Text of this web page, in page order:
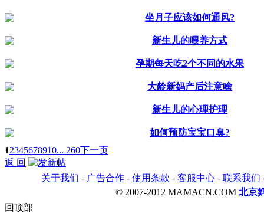
坐月子应该如何通风?
新生儿的喂养方式
孕期每天吃2个不同的水果
大龄新妈产后注意啥
新生儿的心理护理
如何预防宝宝口臭?
12345678910... 260下一页
返 回
关于我们 - 广告合作- 使用条款 - 客服中心- 联系我们
© 2007-2012 MAMACN.COM 北京
回顶部